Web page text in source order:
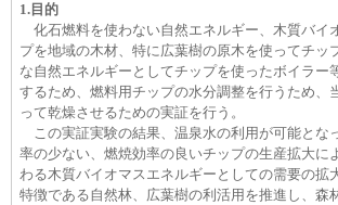
1.目的
化石燃料を使わない自然エネルギー、木質バイ
プを地域の木材、特に広葉樹の原木を使ってチッ
な自然エネルギーとしてチップを使ったボイラー
するため、燃料用チップの水分調整を行うため、
って乾燥させるための実証を行う。
この実証実験の結果、温泉水の利用が可能とな
率の少ない、燃焼効率の良いチップの生産拡大に
わる木質バイオマスエネルギーとしての需要の拡
特徴である自然林、広葉樹の利活用を推進し、森